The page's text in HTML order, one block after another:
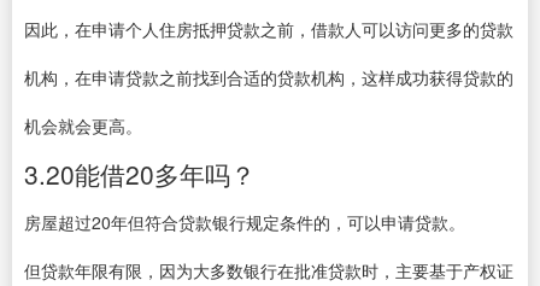
因此，在申请个人住房抵押贷款之前，借款人可以访问更多的贷款
机构，在申请贷款之前找到合适的贷款机构，这样成功获得贷款的
机会就会更高。
3.20能借20多年吗？
房屋超过20年但符合贷款银行规定条件的，可以申请贷款。
但贷款年限有限，因为大多数银行在批准贷款时，主要基于产权证